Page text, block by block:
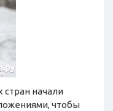
стран начали
чтобы